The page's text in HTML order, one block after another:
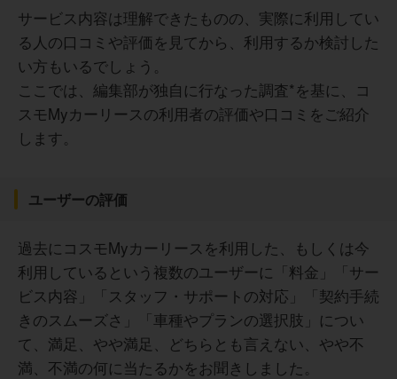
サービス内容は理解できたものの、実際に利用してい
る人の口コミや評価を見てから、利用するか検討した
い方もいるでしょう。
ここでは、編集部が独自に行なった調査*を基に、コ
スモMyカーリースの利用者の評価や口コミをご紹介
します。
ユーザーの評価
過去にコスモMyカーリースを利用した、もしくは今
利用しているという複数のユーザーに「料金」「サー
ビス内容」「スタッフ・サポートの対応」「契約手続
きのスムーズさ」「車種やプランの選択肢」につい
て、満足、やや満足、どちらとも言えない、やや不
満、不満の何に当たるかをお聞きしました。